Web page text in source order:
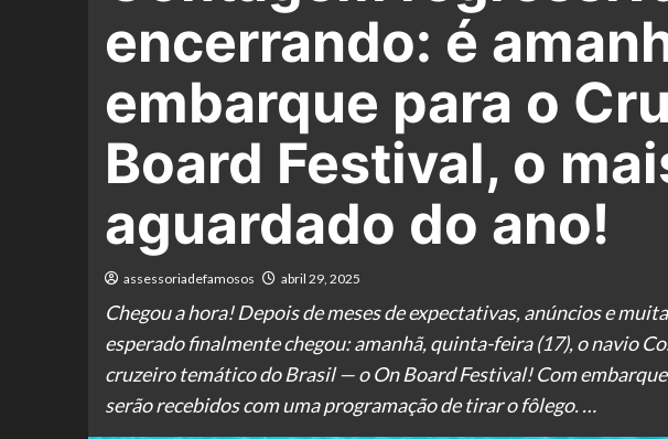
encerrando: é
embarque para o
Board Festival, o
aguardado do ano!
assessoriadefamosos abril 29, 2025
Chegou a hora! Depois de meses de expectativas, anúncios e
esperado finalmente chegou: amanhã, quinta-feira (17), o navio
cruzeiro temático do Brasil — o On Board Festival! Com
serão recebidos com uma programação de tirar o fôlego. …